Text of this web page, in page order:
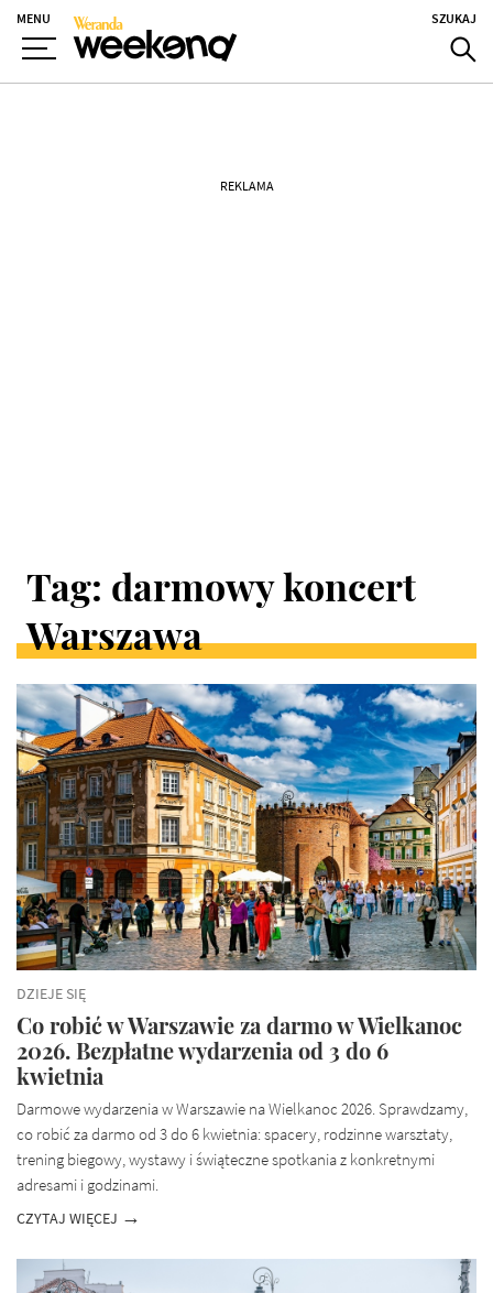
MENU SZUKAJ
REKLAMA
Tag: darmowy koncert
Warszawa
ARTYKUŁY
W
KATEGORII
DZIEJE SIĘ
Co robić w Warszawie za darmo w Wielkanoc
2026. Bezpłatne wydarzenia od 3 do 6
kwietnia
Darmowe wydarzenia w Warszawie na Wielkanoc 2026. Sprawdzamy,
co robić za darmo od 3 do 6 kwietnia: spacery, rodzinne warsztaty,
trening biegowy, wystawy i świąteczne spotkania z konkretnymi
adresami i godzinami.
CZYTAJ WIĘCEJ